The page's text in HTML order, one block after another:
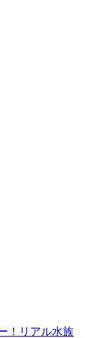
！リアル水族